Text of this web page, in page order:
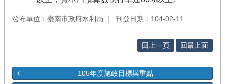
發布單位：臺南市政府水利局 刊登日期：104-02-11
回上一頁 回最上面
105年度施政目標與重點